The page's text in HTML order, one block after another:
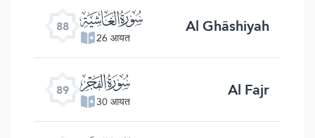
88 ﰅ
26 आयत Al Ghâshiyah
89 ﰆ
30 आयत Al Fajr